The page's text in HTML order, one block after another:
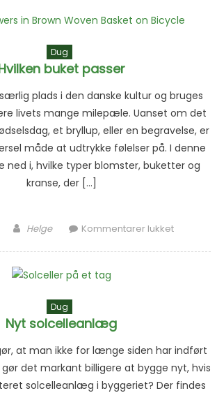
Dug
buket passer
plads i den danske kultur og bruges
livets mange milepæle. Uanset om det
et bryllup, eller en begravelse, er
måde at udtrykke følelser på. I denne
ned i, hvilke typer blomster, buketter og
kranse, der […]
Author
Helge Kommentarer lukket
Dug
Nyt solcelleanlæg
at man ikke for længe siden har indført
det markant billigere at bygge nyt, hvis
solcelleanlæg i byggeriet? Der findes